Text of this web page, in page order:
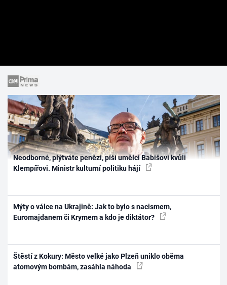
Neodborné, plýtváte penězi, píší umělci Babišovi kvůli
Klempířovi. Ministr kulturní politiku hájí
Mýty o válce na Ukrajině: Jak to bylo s nacismem,
Euromajdanem či Krymem a kdo je diktátor?
Štěstí z Kokury: Město velké jako Plzeň uniklo oběma
atomovým bombám, zasáhla náhoda